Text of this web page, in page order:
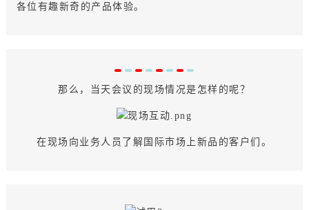
各位有趣新奇的产品体验。
那么，当天会议的现场情况是怎样的呢？
在现场向业务人员了解国际市场上新品的客户们。